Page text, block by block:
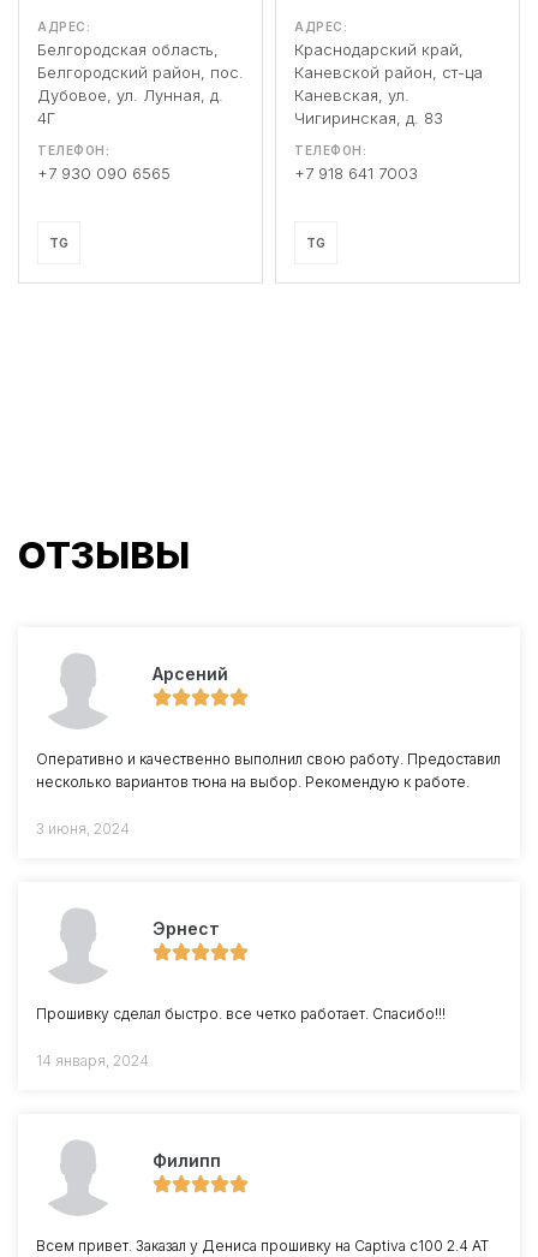
АДРЕС:
Белгородская область,
Белгородский район, пос.
Дубовое, ул. Лунная, д.
4Г
ТЕЛЕФОН:
+7 930 090 6565
TG
АДРЕС:
Краснодарский край,
Каневской район, ст-ца
Каневская, ул.
Чигиринская, д. 83
ТЕЛЕФОН:
+7 918 641 7003
TG
ОТЗЫВЫ
Арсений
Оперативно и качественно выполнил свою работу. Предоставил
несколько вариантов тюна на выбор. Рекомендую к работе.
3 июня, 2024
Эрнест
Прошивку сделал быстро. все четко работает. Спасибо!!!
14 января, 2024
Филипп
Всем привет. Заказал у Дениса прошивку на Captiva c100 2.4 AT